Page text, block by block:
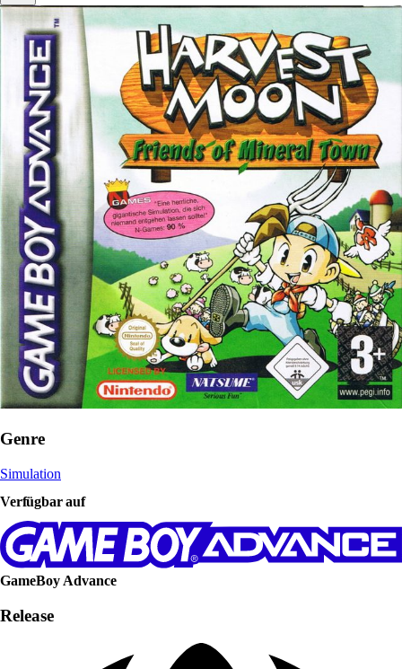
Genre
Simulation
Verfügbar auf
GameBoy Advance
Release